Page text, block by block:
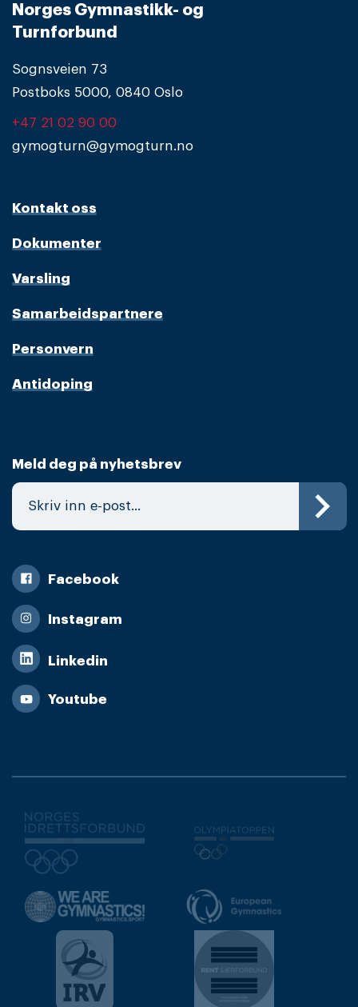
Norges Gymnastikk- og
Turnforbund
Sognsveien 73
Postboks 5000, 0840 Oslo
+47 21 02 90 00
gymogturn@gymogturn.no
Kontakt oss
Dokumenter
Varsling
Samarbeidspartnere
Personvern
Antidoping
Meld deg på nyhetsbrev
Facebook
Instagram
Linkedin
Youtube